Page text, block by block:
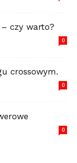
czy warto?
0
crossowym.
0
0